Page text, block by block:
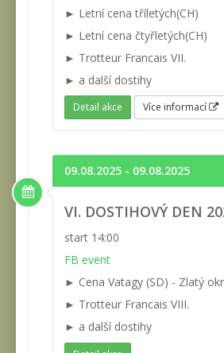
► Letní cena tříletých(CH)
► Letní cena čtyřletých(CH)
► Trotteur Francais VII.
► a další dostihy
Detail akce Více informací
09.08.2025 - 09.08.2025
VI. DOSTIHOVÝ DEN
start 14:00
FB event
► Cena Vatagy (SD) - Zlatý
► Trotteur Francais VIII.
► a další dostihy